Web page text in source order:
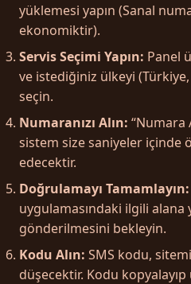
yüklemesi yapın (Sanal
ekonomiktir).
Servis Seçimi Yapın: Panel
ve istediğiniz ülkeyi
seçin.
Numaranızı Alın: “Numara
sistem size saniyeler içinde
edecektir.
Doğrulamayı Tamamlayın:
uygulamasındaki ilgili alana
gönderilmesini bekleyin.
Kodu Alın: SMS kodu,
düşecektir. Kodu